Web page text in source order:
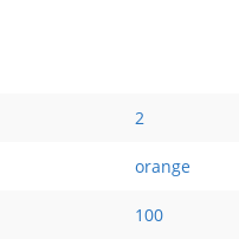
2
orange
100